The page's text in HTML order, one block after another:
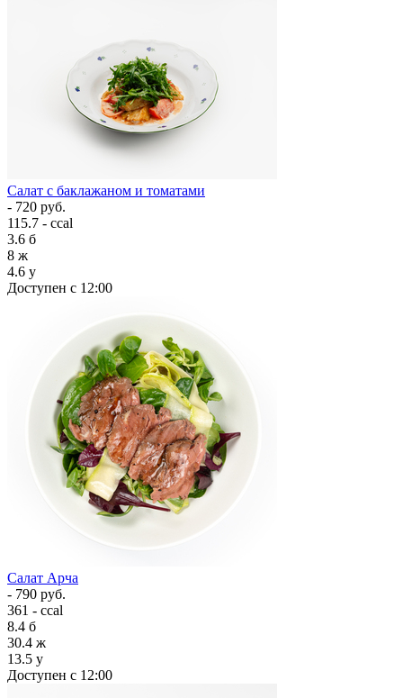
Салат с баклажаном и томатами
- 720 руб.
115.7 - ccal
3.6 б
8 ж
4.6 у
Доступен с 12:00
Салат Арча
- 790 руб.
361 - ccal
8.4 б
30.4 ж
13.5 у
Доступен с 12:00